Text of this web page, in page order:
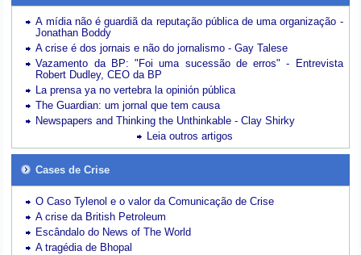
A mídia não é guardiã da reputação pública de uma organização -
Jonathan Boddy
A crise é dos jornais e não do jornalismo - Gay Talese
Vazamento da BP: "Foi uma sucessão de erros" - Entrevista
Robert Dudley, CEO da BP
La prensa ya no vertebra la opinión pública
The Guardian: um jornal que tem causa
Newspapers and Thinking the Unthinkable - Clay Shirky
Leia outros artigos
Cases de Crise
O Caso Tylenol e o valor da Comunicação de Crise
A crise da British Petroleum
Escândalo do News of The World
A tragédia de Bhopal